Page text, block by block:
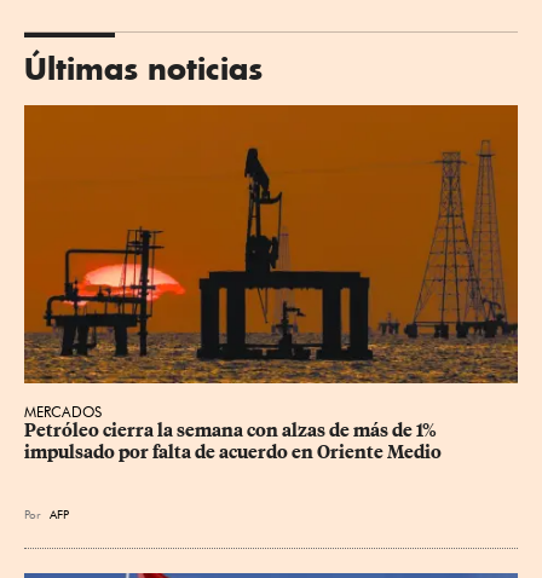
Últimas noticias
MERCADOS
Petróleo cierra la semana con alzas de más de 1%
impulsado por falta de acuerdo en Oriente Medio
Por AFP